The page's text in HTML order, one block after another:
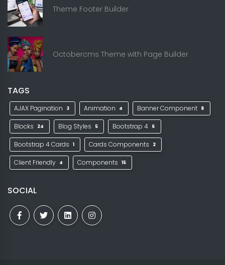
Theme Footer Builder
Octobercms Theme with Page Builder
TAGS
AJAX Pagination 3 Animation 4 Banner Component 8
Blocks 24 Blog Styles 5 Bootstrap 4 6
Bootstrap 4 Cards 1 Cards Components 2
Client Friendly 4 Components 15
SOCIAL